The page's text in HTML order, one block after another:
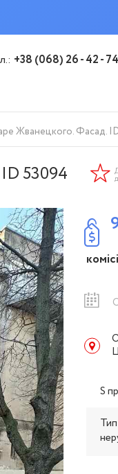
+38 (068) 26 - 42 -
Жванецкого. Фасад.
53094
S